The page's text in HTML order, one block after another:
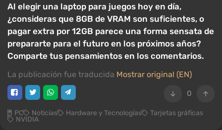
Al elegir una laptop para juegos hoy en día,
¿consideras que 8GB de VRAM son suficientes, o
pagar extra por 12GB parece una forma sensata de
prepararte para el futuro en los próximos años?
Comparte tus pensamientos en los comentarios.
La publicación fue traducida Mostrar original (EN)
0
PC Noticias Hardware y Tecnologías Tarjetas gráficas
NVIDIA